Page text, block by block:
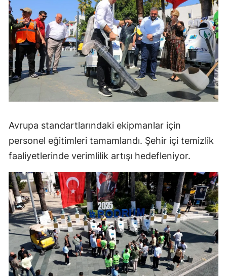
Avrupa standartlarındaki ekipmanlar için
personel eğitimleri tamamlandı. Şehir içi temizlik
faaliyetlerinde verimlilik artışı hedefleniyor.